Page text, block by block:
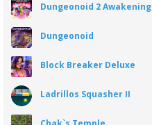
Dungeonoid 2 Awakening
Dungeonoid
Block Breaker Deluxe
Ladrillos Squasher II